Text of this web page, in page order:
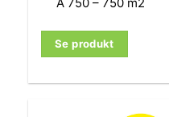
Se produkt